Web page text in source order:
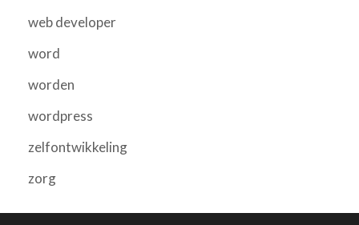
web developer
word
worden
wordpress
zelfontwikkeling
zorg